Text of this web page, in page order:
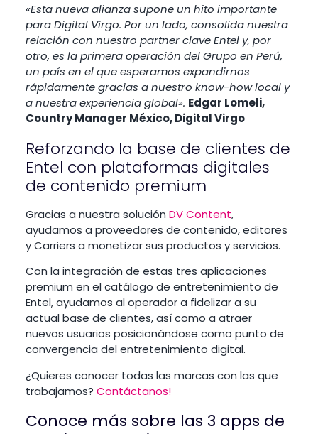
«Esta nueva alianza supone un hito importante
para Digital Virgo. Por un lado, consolida nuestra
relación con nuestro partner clave Entel y, por
otro, es la primera operación del Grupo en Perú,
un país en el que esperamos expandirnos
rápidamente gracias a nuestro know-how local y
a nuestra experiencia global». Edgar Lomeli,
Country Manager México, Digital Virgo
Reforzando la base de clientes de
Entel con plataformas digitales
de contenido premium
Gracias a nuestra solución DV Content,
ayudamos a proveedores de contenido, editores
y Carriers a monetizar sus productos y servicios.
Con la integración de estas tres aplicaciones
premium en el catálogo de entretenimiento de
Entel, ayudamos al operador a fidelizar a su
actual base de clientes, así como a atraer
nuevos usuarios posicionándose como punto de
convergencia del entretenimiento digital.
¿Quieres conocer todas las marcas con las que
trabajamos? Contáctanos!
Conoce más sobre las 3 apps de